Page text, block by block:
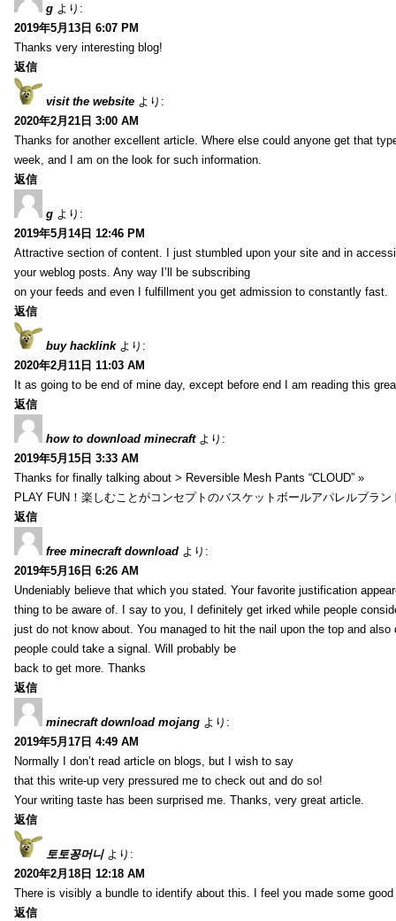
g より:
2019年5月13日 6:07 PM
Thanks very interesting blog!
返信
visit the website より:
2020年2月21日 3:00 AM
Thanks for another excellent article. Where else could anyone get that
week, and I am on the look for such information.
返信
g より:
2019年5月14日 12:46 PM
Attractive section of content. I just stumbled upon your site and in
your weblog posts. Any way I’ll be subscribing
on your feeds and even I fulfillment you get admission to constantly fast.
返信
buy hacklink より:
2020年2月11日 11:03 AM
It as going to be end of mine day, except before end I am reading this
返信
how to download minecraft より:
2019年5月15日 3:33 AM
Thanks for finally talking about > Reversible Mesh Pants “CLOUD” »
PLAY FUN！楽しむことがコンセプトのバスケットボールアパレルブラ
返信
free minecraft download より:
2019年5月16日 6:26 AM
Undeniably believe that which you stated. Your favorite justification
thing to be aware of. I say to you, I definitely get irked while people
just do not know about. You managed to hit the nail upon the top and
people could take a signal. Will probably be
back to get more. Thanks
返信
minecraft download mojang より:
2019年5月17日 4:49 AM
Normally I don’t read article on blogs, but I wish to say
that this write-up very pressured me to check out and do so!
Your writing taste has been surprised me. Thanks, very great article.
返信
토토꽁머니 より:
2020年2月18日 12:18 AM
There is visibly a bundle to identify about this. I feel you made some
返信